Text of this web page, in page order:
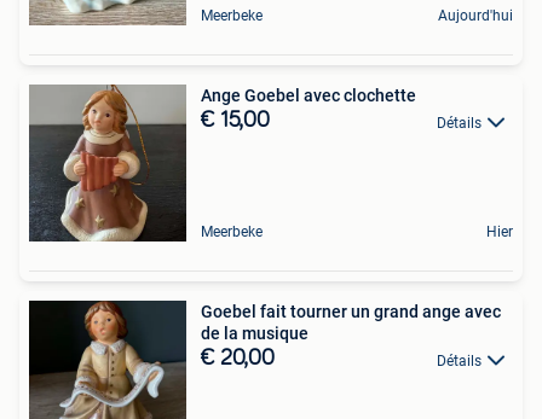
Meerbeke Aujourd'hui
Ange Goebel avec clochette
€ 15,00 Détails
Meerbeke Hier
Goebel fait tourner un grand ange avec
de la musique
€ 20,00 Détails